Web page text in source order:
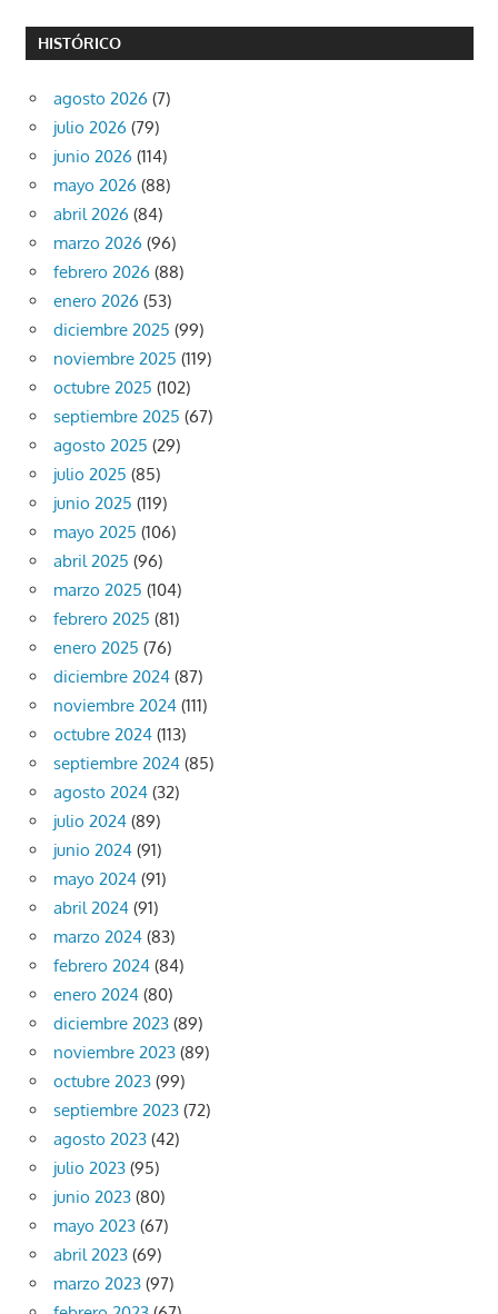
HISTÓRICO
agosto 2026 (7)
julio 2026 (79)
junio 2026 (114)
mayo 2026 (88)
abril 2026 (84)
marzo 2026 (96)
febrero 2026 (88)
enero 2026 (53)
diciembre 2025 (99)
noviembre 2025 (119)
octubre 2025 (102)
septiembre 2025 (67)
agosto 2025 (29)
julio 2025 (85)
junio 2025 (119)
mayo 2025 (106)
abril 2025 (96)
marzo 2025 (104)
febrero 2025 (81)
enero 2025 (76)
diciembre 2024 (87)
noviembre 2024 (111)
octubre 2024 (113)
septiembre 2024 (85)
agosto 2024 (32)
julio 2024 (89)
junio 2024 (91)
mayo 2024 (91)
abril 2024 (91)
marzo 2024 (83)
febrero 2024 (84)
enero 2024 (80)
diciembre 2023 (89)
noviembre 2023 (89)
octubre 2023 (99)
septiembre 2023 (72)
agosto 2023 (42)
julio 2023 (95)
junio 2023 (80)
mayo 2023 (67)
abril 2023 (69)
marzo 2023 (97)